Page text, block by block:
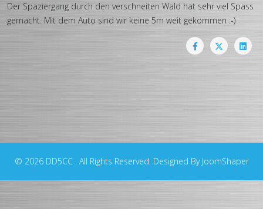
Der Spaziergang durch den verschneiten Wald hat sehr viel Spass
gemacht. Mit dem Auto sind wir keine 5m weit gekommen :-)
© 2026 DD5CC . All Rights Reserved. Designed By JoomShaper